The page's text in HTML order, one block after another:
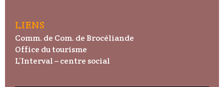
LIENS
Comm. de Com. de Brocéliande
Office du tourisme
L’Interval – centre social